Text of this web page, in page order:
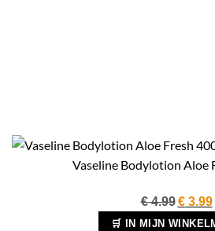
Vaseline Bodylotion Aloe
€4.99
prijs
€3.99
🛒 IN MIJN